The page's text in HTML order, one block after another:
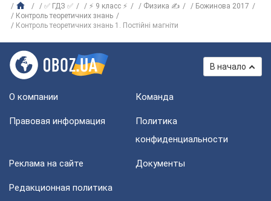
✅ ГДЗ ✅ ⚡ 9 класс ⚡ Физика ✍
Божинова 2017
Контроль теоретичних знань
Контроль теоретичних знань 1. Постійні магніти
В начало
О компании Команда
Правовая информация
Политика
конфиденциальности
Реклама на сайте Документы
Редакционная политика